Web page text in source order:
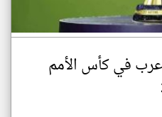
عرب في كأس الأمم